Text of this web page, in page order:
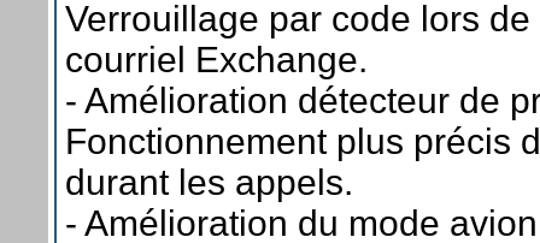
Verrouillage par code lors
courriel Exchange.
- Amélioration détecteur de
Fonctionnement plus précis
durant les appels.
- Amélioration du mode